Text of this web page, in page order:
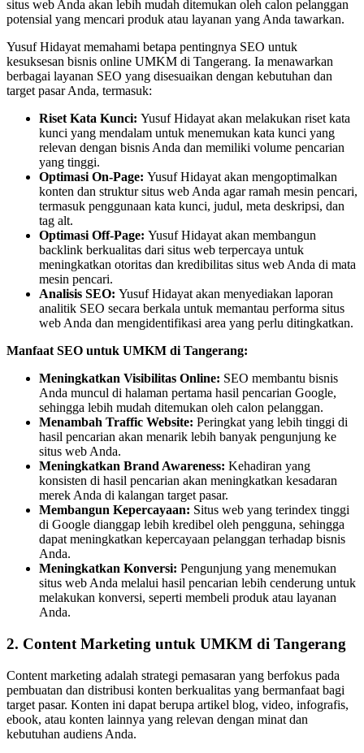
situs web Anda akan lebih mudah ditemukan oleh calon pelanggan
potensial yang mencari produk atau layanan yang Anda tawarkan.
Yusuf Hidayat memahami betapa pentingnya SEO untuk
kesuksesan bisnis online UMKM di Tangerang. Ia menawarkan
berbagai layanan SEO yang disesuaikan dengan kebutuhan dan
target pasar Anda, termasuk:
Riset Kata Kunci: Yusuf Hidayat akan melakukan riset kata
kunci yang mendalam untuk menemukan kata kunci yang
relevan dengan bisnis Anda dan memiliki volume pencarian
yang tinggi.
Optimasi On-Page: Yusuf Hidayat akan mengoptimalkan
konten dan struktur situs web Anda agar ramah mesin pencari,
termasuk penggunaan kata kunci, judul, meta deskripsi, dan
tag alt.
Optimasi Off-Page: Yusuf Hidayat akan membangun
backlink berkualitas dari situs web terpercaya untuk
meningkatkan otoritas dan kredibilitas situs web Anda di mata
mesin pencari.
Analisis SEO: Yusuf Hidayat akan menyediakan laporan
analitik SEO secara berkala untuk memantau performa situs
web Anda dan mengidentifikasi area yang perlu ditingkatkan.
Manfaat SEO untuk UMKM di Tangerang:
Meningkatkan Visibilitas Online: SEO membantu bisnis
Anda muncul di halaman pertama hasil pencarian Google,
sehingga lebih mudah ditemukan oleh calon pelanggan.
Menambah Traffic Website: Peringkat yang lebih tinggi di
hasil pencarian akan menarik lebih banyak pengunjung ke
situs web Anda.
Meningkatkan Brand Awareness: Kehadiran yang
konsisten di hasil pencarian akan meningkatkan kesadaran
merek Anda di kalangan target pasar.
Membangun Kepercayaan: Situs web yang terindex tinggi
di Google dianggap lebih kredibel oleh pengguna, sehingga
dapat meningkatkan kepercayaan pelanggan terhadap bisnis
Anda.
Meningkatkan Konversi: Pengunjung yang menemukan
situs web Anda melalui hasil pencarian lebih cenderung untuk
melakukan konversi, seperti membeli produk atau layanan
Anda.
2. Content Marketing untuk UMKM di Tangerang
Content marketing adalah strategi pemasaran yang berfokus pada
pembuatan dan distribusi konten berkualitas yang bermanfaat bagi
target pasar. Konten ini dapat berupa artikel blog, video, infografis,
ebook, atau konten lainnya yang relevan dengan minat dan
kebutuhan audiens Anda.